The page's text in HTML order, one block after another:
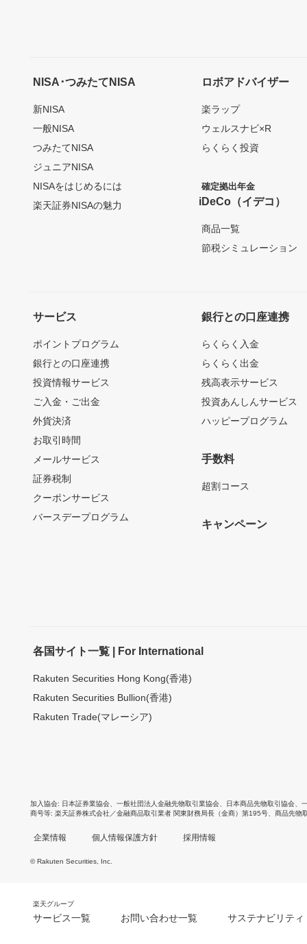
NISA･つみたてNISA
新NISA
一般NISA
つみたてNISA
ジュニアNISA
NISAをはじめるには
楽天証券NISAの魅力
ロボアドバイザー
楽ラップ
ウェルスナビ×R
らくらく投資
確定拠出年金
iDeCo（イデコ）
商品一覧
節税シミュレーション
サービス
ポイントプログラム
銀行との口座連携
投資情報サービス
ご入金・ご出金
外貨決済
お取引時間
メールサービス
証券税制
クーポンサービス
バースデープログラム
銀行との口座連携
らくらく入金
らくらく出金
残高表示サービス
投資あんしんサービス
ハッピープログラム
手数料
超割コース
キャンペーン
各国サイト一覧 | For International
Rakuten Securities Hong Kong(香港)
Rakuten Securities Bullion(香港)
Rakuten Trade(マレーシア)
加入協会 日本証券業協会 一般社団法人金融先物取引業協会 日本商品先物取引協会
商号等 楽天証券株式会社／金融商品取引業者 関東財務局長（金商）第195号、商品先物
企業情報 個人情報保護方針 採用情報
© Rakuten Securities, Inc.
楽天グループ
サービス一覧 お問い合わせ一覧 サステナビリティ